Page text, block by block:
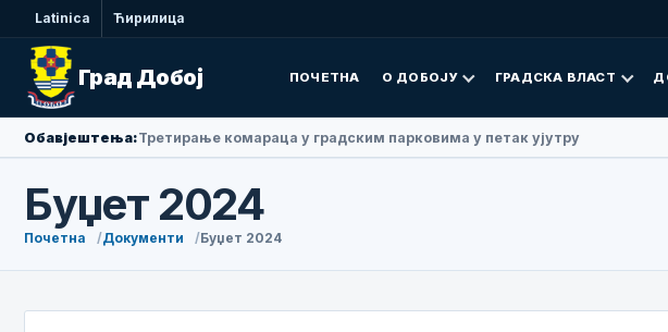
Latinica Ћирилица
Град Добој ПОЧЕТНА О ДОБОЈУ ГРАДСКА ВЛАСТ
Обавјештења:Амбасадорка Народне Републике Кине у БиХ Ли Фан посјетила Добој
Буџет 2024
Почетна Документи Буџет 2024